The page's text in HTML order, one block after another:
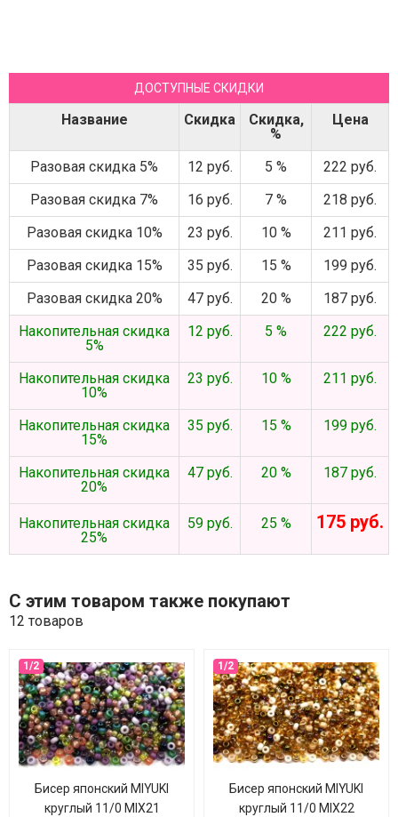
ДОСТУПНЫЕ СКИДКИ
Название Скидка
Скидка,
%
Цена
Разовая скидка 5% 12 руб. 5 %
222 руб.
Разовая скидка 7%
16 руб. 7 %
218 руб.
Разовая скидка 10%
23 руб. 10 %
211 руб.
Разовая скидка 15%
35 руб. 15 %
199 руб.
Разовая скидка 20%
47 руб. 20 %
187 руб.
Накопительная скидка
5%
12 руб. 5 % 222 руб.
Накопительная скидка
10%
23 руб. 10 % 211 руб.
Накопительная скидка
15%
35 руб. 15 % 199 руб.
Накопительная скидка
20%
47 руб. 20 % 187 руб.
Накопительная скидка
25%
59 руб. 25 % 175 руб.
С этим товаром также покупают
12 товаров
Бисер японский MIYUKI
круглый 11/0 MIX21
Бисер японский MIYUKI
круглый 11/0 MIX22